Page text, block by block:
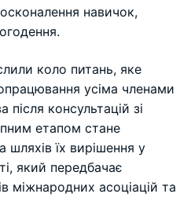
навичок,
коло питань, яке
усіма членами
після консультацій зі
етапом стане
їх вирішення у
який передбачає
міжнародних асоціацій та